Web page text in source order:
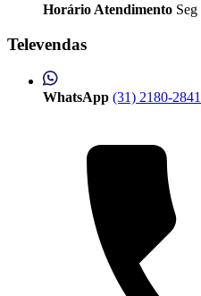
Horário Atendimento
Televendas
WhatsApp (31) 2180-2841